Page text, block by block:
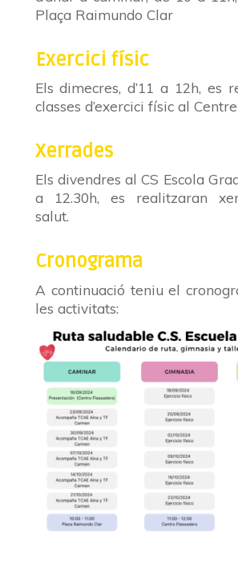
Plaça Raimundo Clar
Exercici físic
Els dimecres, d’11 a 12h, es
classes d’exercici físic al
Xerrades
Els divendres al CS Escola
a 12.30h, es realitzaran
salut.
Cronograma
A continuació teniu el
les activitats: